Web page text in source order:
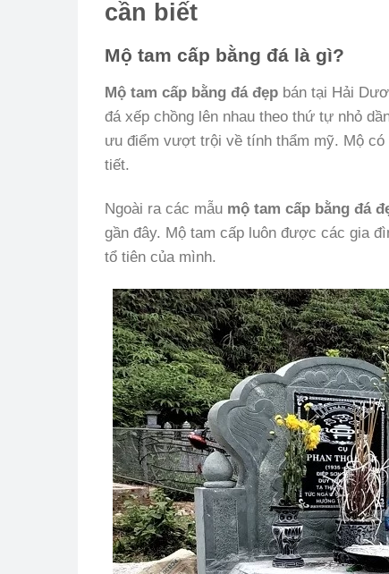
cần biết
Mộ tam cấp bằng đá là gì?
Mộ tam cấp bằng đá đẹp bán tại Hải
đá xếp chồng lên nhau theo thứ tự nhỏ
ưu điểm vượt trội về tính thẩm mỹ. Mộ
tiết.
Ngoài ra các mẫu mộ tam cấp bằng đá
gần đây. Mộ tam cấp luôn được các gia
tổ tiên của mình.